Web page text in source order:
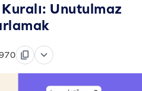
Unutulmaz